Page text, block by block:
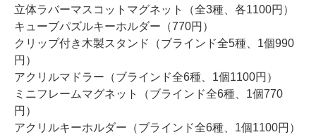
立体ラバーマスコットマグネット（全3種、各1100円）
キューブパズルキーホルダー（770円）
クリップ付き木製スタンド（ブラインド全5種、1個990
円）
アクリルマドラー（ブラインド全6種、1個1100円）
ミニフレームマグネット（ブラインド全6種、1個770
円）
アクリルキーホルダー（ブラインド全6種、1個1100円）